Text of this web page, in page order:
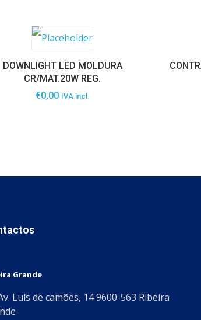
DOWNLIGHT LED MOLDURA
CR/MAT.20W REG.
€0,00 IVA incl.
Grande
Luís de camões, 14 9600-563 Ribeira